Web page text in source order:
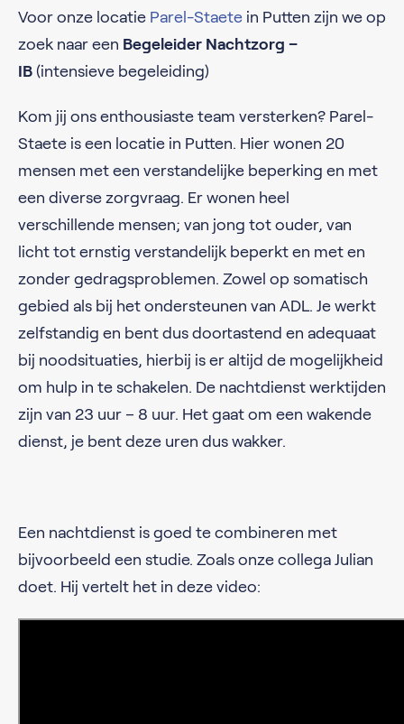
Voor onze locatie Parel-Staete in Putten zijn we op
zoek naar een Begeleider Nachtzorg –
IB (intensieve begeleiding)
Kom jij ons enthousiaste team versterken? Parel-
Staete is een locatie in Putten. Hier wonen 20
mensen met een verstandelijke beperking en met
een diverse zorgvraag. Er wonen heel
verschillende mensen; van jong tot ouder, van
licht tot ernstig verstandelijk beperkt en met en
zonder gedragsproblemen. Zowel op somatisch
gebied als bij het ondersteunen van ADL. Je werkt
zelfstandig en bent dus doortastend en adequaat
bij noodsituaties, hierbij is er altijd de mogelijkheid
om hulp in te schakelen. De nachtdienst werktijden
zijn van 23 uur – 8 uur. Het gaat om een wakende
dienst, je bent deze uren dus wakker.
Een nachtdienst is goed te combineren met
bijvoorbeeld een studie. Zoals onze collega Julian
doet. Hij vertelt het in deze video: